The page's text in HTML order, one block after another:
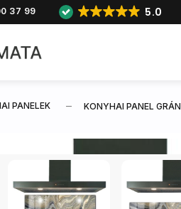
37 99 5.0
PANELEK KONYHAI PANEL